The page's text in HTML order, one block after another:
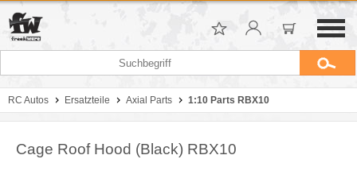
RC Autos Ersatzteile Axial Parts 1:10 Parts RBX10
Cage Roof Hood (Black) RBX10